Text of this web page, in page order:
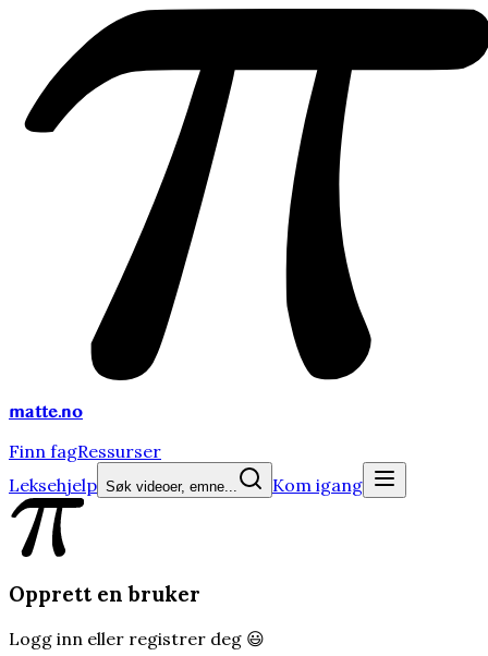
matte.no
Finn fagRessurser
Leksehjelp Søk videoer, emne... Kom igang
Opprett en bruker
Logg inn eller registrer deg 😃